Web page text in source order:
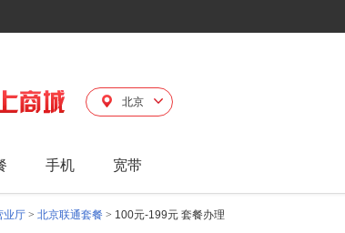
北京
手机 宽带
业厅 > 北京联通套餐 > 100元-199元 套餐办理